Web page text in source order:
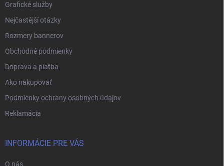
Grafické služby
Nejčastější otázky
Rozmery bannerov
Obchodné podmienky
Doprava a platba
Ako nakupovať
Podmienky ochrany osobných údajov
Reklamácia
INFORMÁCIE PRE VÁS
O nás